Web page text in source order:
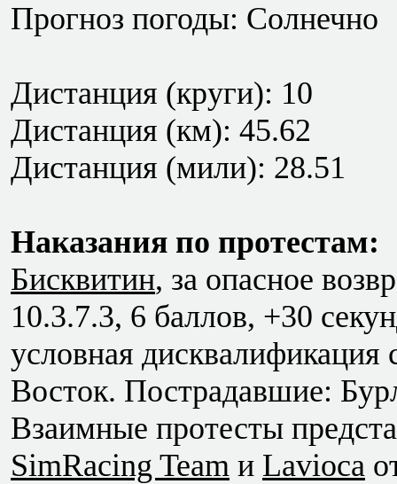
Прогноз погоды: Солнечно
Дистанция (круги): 10
Дистанция (км): 45.62
Дистанция (мили): 28.51
Наказания по протестам:
Бисквитин, за опасное
10.3.7.3, 6 баллов, +30
условная
Восток. Пострадавшие:
Взаимные протесты
SimRacing Team и Lavioca